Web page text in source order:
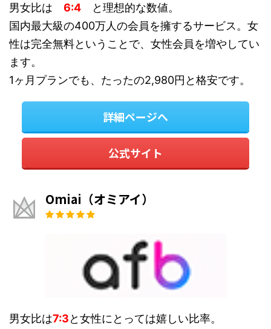
男女比は 6:4 と理想的な数値。
国内最大級の400万人の会員を擁するサービス。女
性は完全無料ということで、女性会員を増やしてい
ます。
1ヶ月プランでも、たったの2,980円と格安です。
詳細ページへ
公式サイト
Omiai（オミアイ）
男女比は7:3と女性にとっては嬉しい比率。